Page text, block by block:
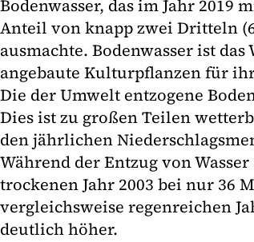
Bodenwasser, das im Jahr
Anteil von knapp zwei Dritteln
ausmachte. Bodenwasser ist
angebaute Kulturpflanzen für
Die der Umwelt entzogene
Dies ist zu großen Teilen
den jährlichen
Während der Entzug von
trockenen Jahr 2003 bei nur 36
vergleichsweise regenreichen
deutlich höher.